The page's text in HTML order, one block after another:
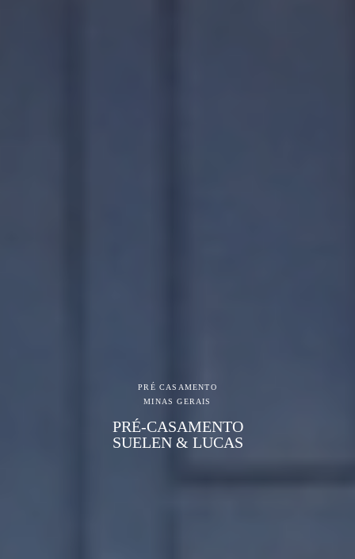
PRÉ CASAMENTO
MINAS GERAIS
PRÉ-CASAMENTO
SUELEN & LUCAS